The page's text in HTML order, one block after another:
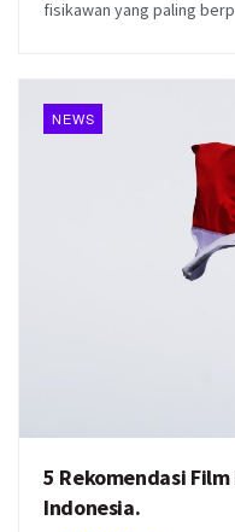
fisikawan yang paling
NEWS
5 Rekomendasi
Indonesia.